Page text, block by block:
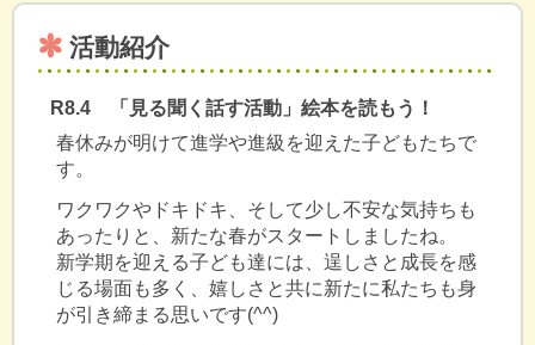
活動紹介
R8.4 「見る聞く話す活動」絵本を読もう！
春休みが明けて進学や進級を迎えた子どもたちで
す。
ワクワクやドキドキ、そして少し不安な気持ちも
あったりと、新たな春がスタートしましたね。
新学期を迎える子ども達には、逞しさと成長を感
じる場面も多く、嬉しさと共に新たに私たちも身
が引き締まる思いです(^^)